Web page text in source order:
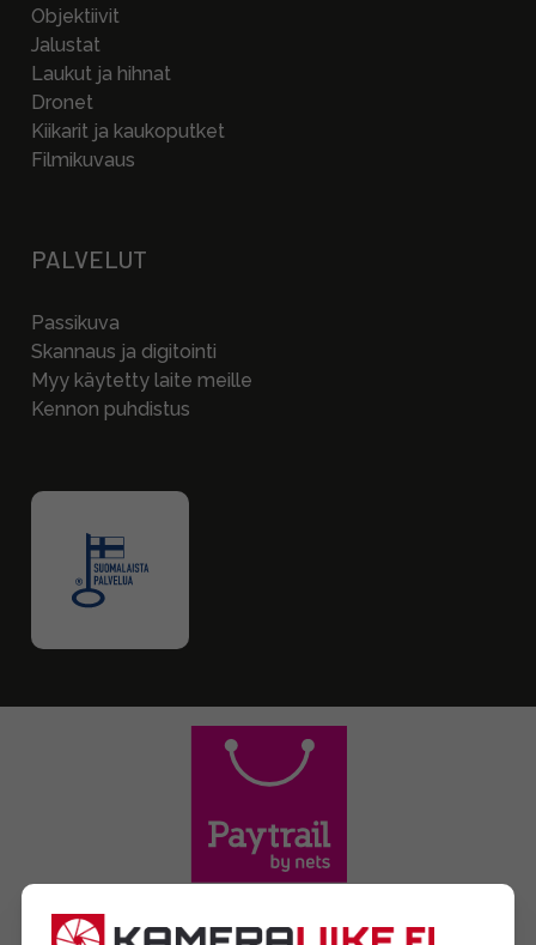
Objektiivit
Jalustat
Laukut ja hihnat
Dronet
Kiikarit ja kaukoputket
Filmikuvaus
PALVELUT
Passikuva
Skannaus ja digitointi
Myy käytetty laite meille
Kennon puhdistus